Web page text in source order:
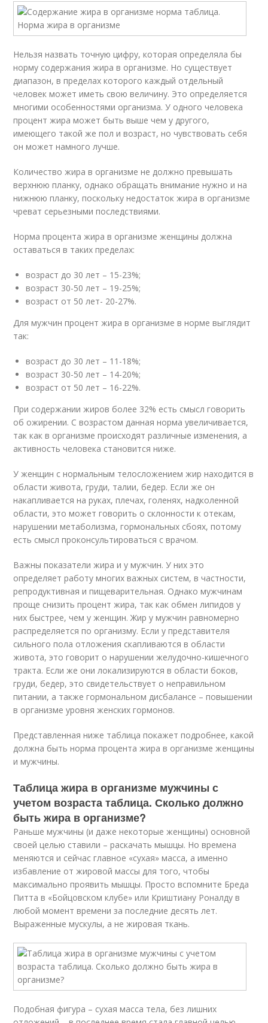
Нельзя назвать точную цифру, которая определяла бы
норму содержания жира в организме. Но существует
диапазон, в пределах которого каждый отдельный
человек может иметь свою величину. Это определяется
многими особенностями организма. У одного человека
процент жира может быть выше чем у другого,
имеющего такой же пол и возраст, но чувствовать себя
он может намного лучше.
Количество жира в организме не должно превышать
верхнюю планку, однако обращать внимание нужно и на
нижнюю планку, поскольку недостаток жира в организме
чреват серьезными последствиями.
Норма процента жира в организме женщины должна
оставаться в таких пределах:
возраст до 30 лет – 15-23%;
возраст 30-50 лет – 19-25%;
возраст от 50 лет- 20-27%.
Для мужчин процент жира в организме в норме выглядит
так:
возраст до 30 лет – 11-18%;
возраст 30-50 лет – 14-20%;
возраст от 50 лет – 16-22%.
При содержании жиров более 32% есть смысл говорить
об ожирении. С возрастом данная норма увеличивается,
так как в организме происходят различные изменения, а
активность человека становится ниже.
У женщин с нормальным телосложением жир находится в
области живота, груди, талии, бедер. Если же он
накапливается на руках, плечах, голенях, надколенной
области, это может говорить о склонности к отекам,
нарушении метаболизма, гормональных сбоях, потому
есть смысл проконсультироваться с врачом.
Важны показатели жира и у мужчин. У них это
определяет работу многих важных систем, в частности,
репродуктивная и пищеварительная. Однако мужчинам
проще снизить процент жира, так как обмен липидов у
них быстрее, чем у женщин. Жир у мужчин равномерно
распределяется по организму. Если у представителя
сильного пола отложения скапливаются в области
живота, это говорит о нарушении желудочно-кишечного
тракта. Если же они локализируются в области боков,
груди, бедер, это свидетельствует о неправильном
питании, а также гормональном дисбалансе – повышении
в организме уровня женских гормонов.
Представленная ниже таблица покажет подробнее, какой
должна быть норма процента жира в организме женщины
и мужчины.
Таблица жира в организме мужчины с
учетом возраста таблица. Сколько должно
быть жира в организме?
Раньше мужчины (и даже некоторые женщины) основной
своей целью ставили – раскачать мышцы. Но времена
меняются и сейчас главное «сухая» масса, а именно
избавление от жировой массы для того, чтобы
максимально проявить мышцы. Просто вспомните Бреда
Питта в «Бойцовском клубе» или Криштиану Роналду в
любой момент времени за последние десять лет.
Выраженные мускулы, а не жировая ткань.
Подобная фигура – сухая масса тела, без лишних